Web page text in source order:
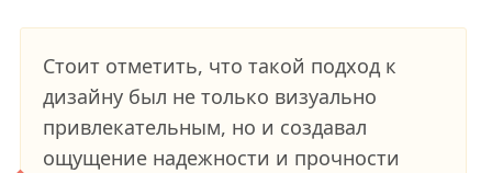
Стоит отметить, что такой подход к
дизайну был не только визуально
привлекательным, но и создавал
ощущение надежности и прочности